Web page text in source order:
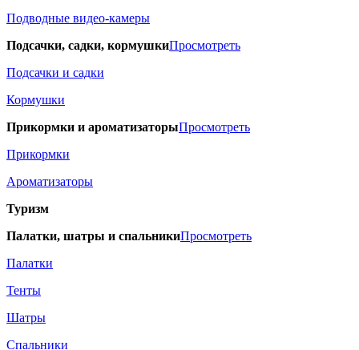
Подводные видео-камеры
Подсачки, садки, кормушкиПросмотреть
Подсачки и садки
Кормушки
Прикормки и ароматизаторыПросмотреть
Прикормки
Ароматизаторы
Туризм
Палатки, шатры и спальникиПросмотреть
Палатки
Тенты
Шатры
Спальники